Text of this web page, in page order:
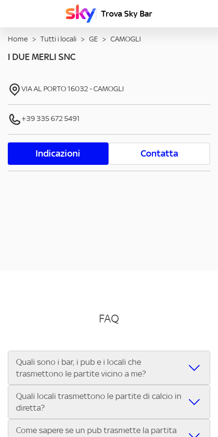
Trova Sky Bar
Home > Tutti i locali > GE > CAMOGLI
I DUE MERLI SNC
VIA AL PORTO16032-CAMOGLI
+39 335 672 5491
Indicazioni Contatta
FAQ
Quali sono i bar, i pub e i locali che
trasmettono le partite vicino a me?
Se cerchi un bar, pub, ristorante o locale vicino a te per
vedere le partite di Serie A ENILIVE, la Serie C Sky Wifi, la
UEFA Champions League, la UEFA Europa League, la UEFA
Conference League, il Tennis, la Formula 1®, la MotoGP™ e
Quali locali trasmettono le partite di calcio in
diretta?
Vuoi sapere quali bar, pub o ristoranti mostrano le partite
Come sapere se un pub trasmette la partita